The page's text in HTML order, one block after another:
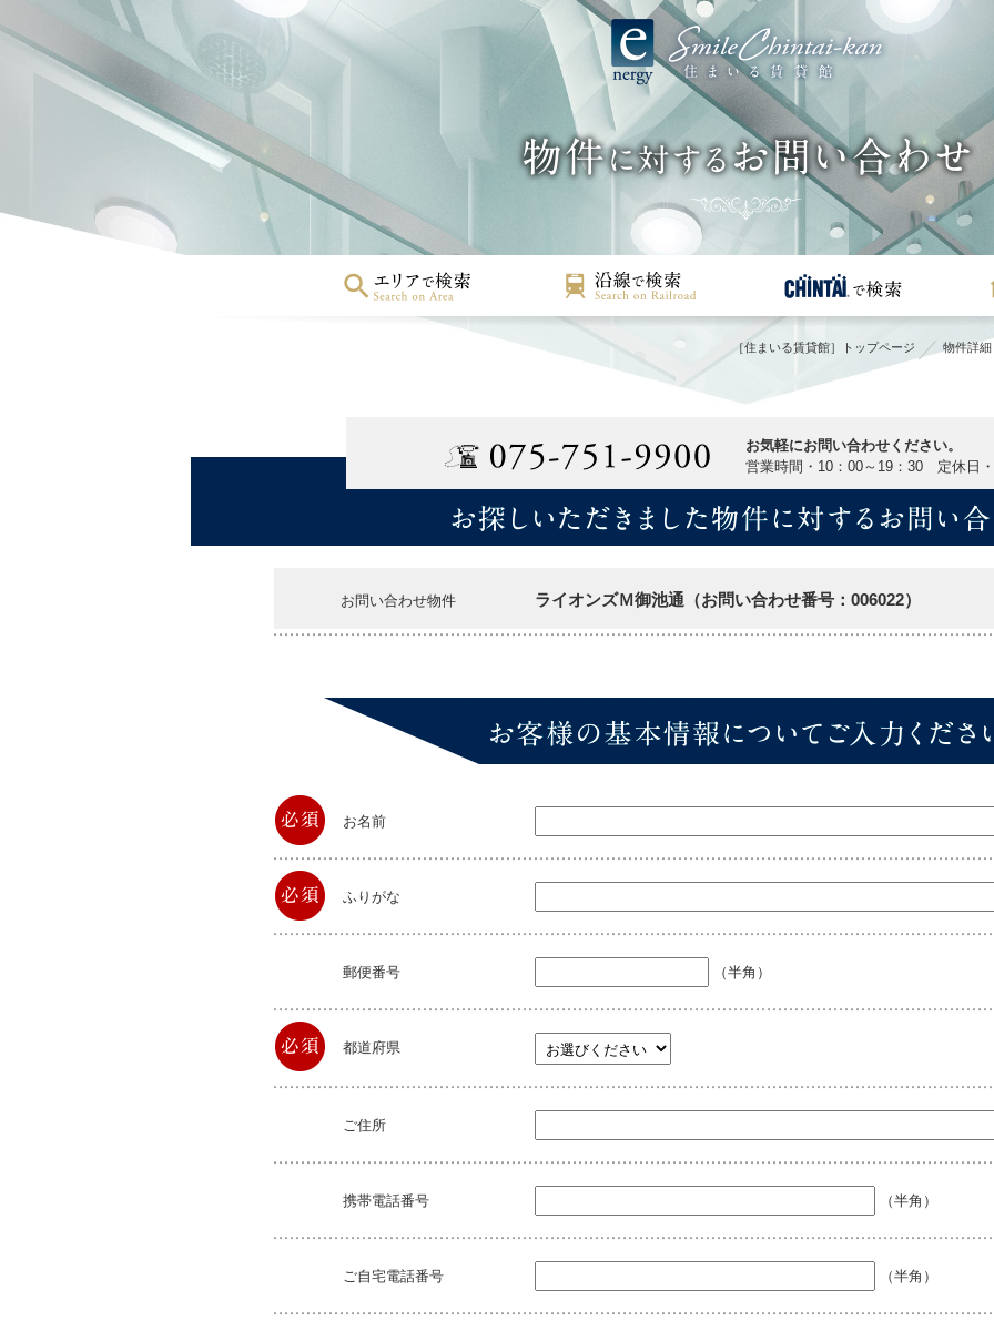
［住まいる賃貸館］トップページ 物件詳
お気軽にお問い合わせください。
営業時間・10：00～19：30 定休日
お問い合わせ物件 ライオンズＭ御池通（お問い合わせ番号：006022）
お名前
ふりがな
郵便番号 （半角）
都道府県
ご住所
携帯電話番号 （半角）
ご自宅電話番号 （半角）